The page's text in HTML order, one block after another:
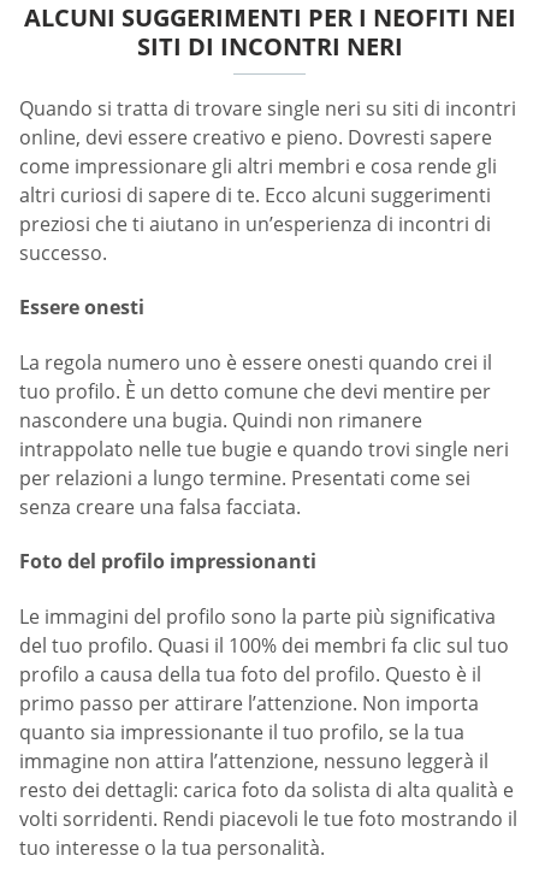
ALCUNI SUGGERIMENTI PER I NEOFITI NEI
SITI DI INCONTRI NERI
Quando si tratta di trovare single neri su siti di incontri
online, devi essere creativo e pieno. Dovresti sapere
come impressionare gli altri membri e cosa rende gli
altri curiosi di sapere di te. Ecco alcuni suggerimenti
preziosi che ti aiutano in un’esperienza di incontri di
successo.
Essere onesti
La regola numero uno è essere onesti quando crei il
tuo profilo. È un detto comune che devi mentire per
nascondere una bugia. Quindi non rimanere
intrappolato nelle tue bugie e quando trovi single neri
per relazioni a lungo termine. Presentati come sei
senza creare una falsa facciata.
Foto del profilo impressionanti
Le immagini del profilo sono la parte più significativa
del tuo profilo. Quasi il 100% dei membri fa clic sul tuo
profilo a causa della tua foto del profilo. Questo è il
primo passo per attirare l’attenzione. Non importa
quanto sia impressionante il tuo profilo, se la tua
immagine non attira l’attenzione, nessuno leggerà il
resto dei dettagli: carica foto da solista di alta qualità e
volti sorridenti. Rendi piacevoli le tue foto mostrando il
tuo interesse o la tua personalità.